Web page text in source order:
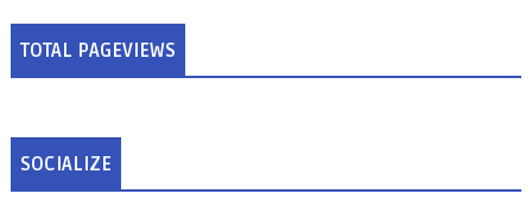
TOTAL PAGEVIEWS
SOCIALIZE